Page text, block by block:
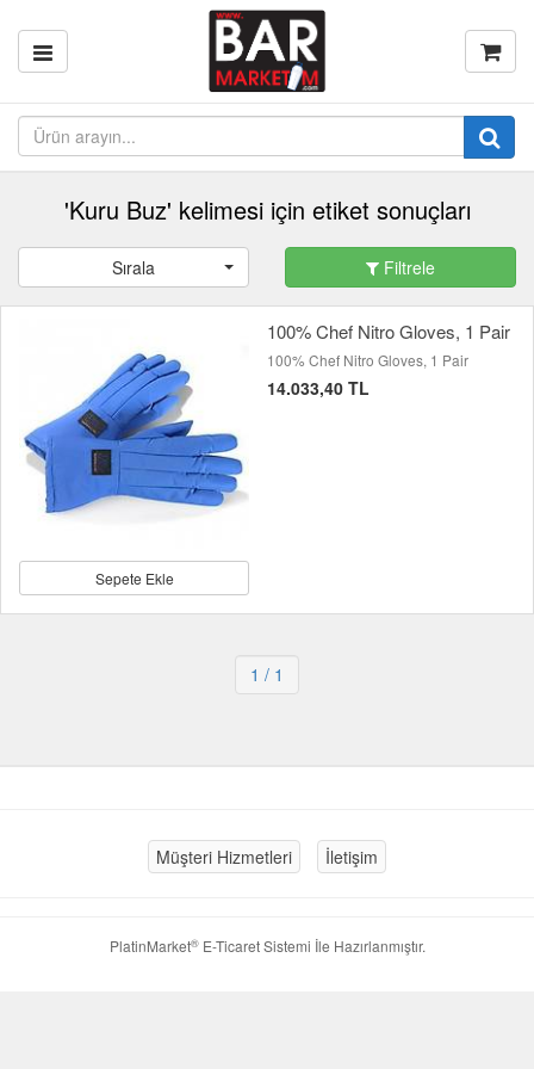
'Kuru Buz' kelimesi için etiket sonuçları
Sırala Filtrele
Sepete Ekle
100% Chef Nitro Gloves, 1 Pair
100% Chef Nitro Gloves, 1 Pair
14.033,40 TL
1 / 1
Müşteri Hizmetleri İletişim
PlatinMarket®E-Ticaret Sistemi İle Hazırlanmıştır.